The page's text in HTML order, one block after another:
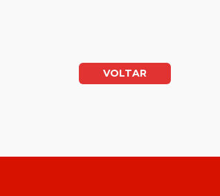
VOLTAR